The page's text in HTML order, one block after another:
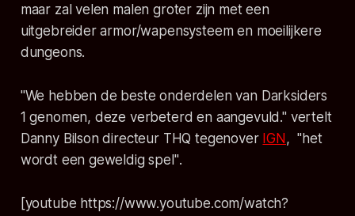
maar zal velen malen groter zijn met een
uitgebreider armor/wapensysteem en moeilijkere
dungeons.
"We hebben de beste onderdelen van Darksiders
1 genomen, deze verbeterd en aangevuld."vertelt
Danny Bilson directeur THQ tegenover IGN ,"het
wordt een geweldig spel".
[youtube https://www.youtube.com/watch?